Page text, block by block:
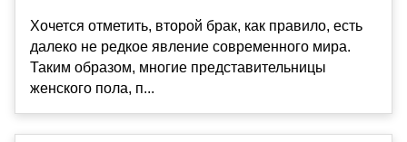
Хочется отметить, второй брак, как правило, есть
далеко не редкое явление современного мира.
Таким образом, многие представительницы
женского пола, п...